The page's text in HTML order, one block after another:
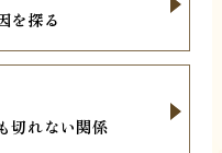
を探る
切れない関係